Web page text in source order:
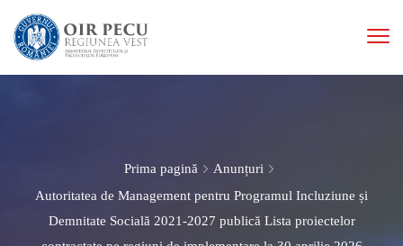
Prima pagină
Anunțuri
Autoritatea de Management pentru Programul Incluziune și
Demnitate Socială 2021-2027 publică Lista proiectelor